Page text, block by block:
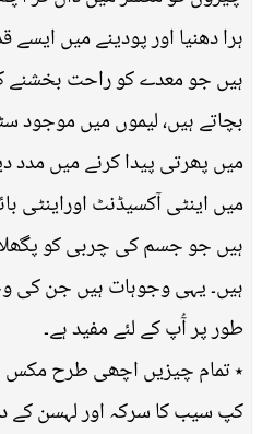
ہرا دھنیا اور پودینے میں
ہیں جو معدے کو راحت
بچاتے ہیں، لیموں میں موجود
میں پھرتی پیدا کرنے میں مدد
میں اینٹی آکسیڈنٹ
ہیں جو جسم کی چربی کو
ہیں۔ یہی وجوہات ہیں جن کی
طور پر آُپ کے لئے مفید ہے۔
٭ تمام چیزیں اچھی طرح مکس
کپ سیب کا سرکہ اور لہسن کے